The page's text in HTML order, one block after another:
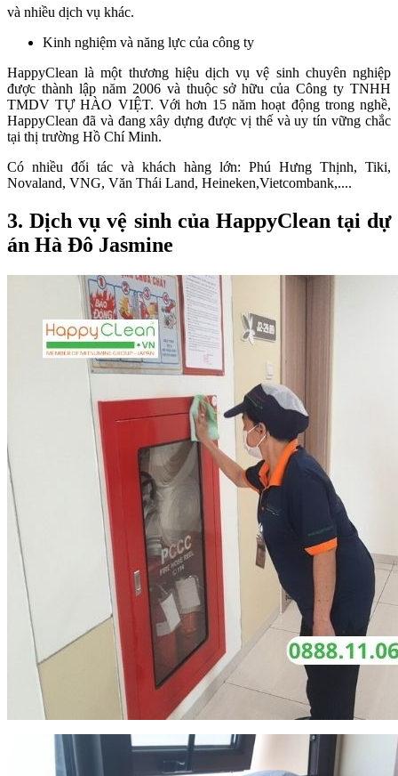
và nhiều dịch vụ khác.
Kinh nghiệm và năng lực của công ty
HappyClean là một thương hiệu dịch vụ vệ sinh chuyên nghiệp
được thành lập năm 2006 và thuộc sở hữu của Công ty TNHH
TMDV TỰ HÀO VIỆT. Với hơn 15 năm hoạt động trong nghề,
HappyClean đã và đang xây dựng được vị thế và uy tín vững chắc
tại thị trường Hồ Chí Minh.
Có nhiều đối tác và khách hàng lớn: Phú Hưng Thịnh, Tiki,
Novaland, VNG, Văn Thái Land, Heineken,Vietcombank,....
3. Dịch vụ vệ sinh của HappyClean tại dự
án Hà Đô Jasmine